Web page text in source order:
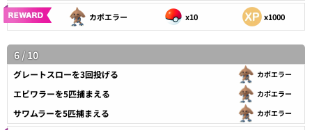
カポエラー x10 x1000
6 / 10
グレートスローを3回投げる カポエラー
エビワラーを5匹捕まえる カポエラー
サワムラーを5匹捕まえる カポエラー